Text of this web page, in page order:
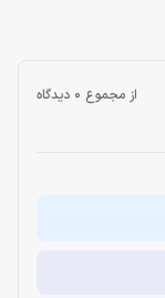
از مجموع 0 دیدگاه